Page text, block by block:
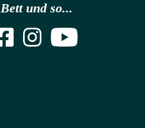
Bett und so...